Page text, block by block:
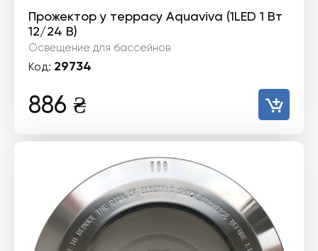
Прожектор у террасу Aquaviva (1LED 1 Вт
12/24 В)
Освещение для бассейнов
Код: 29734
886 ₴